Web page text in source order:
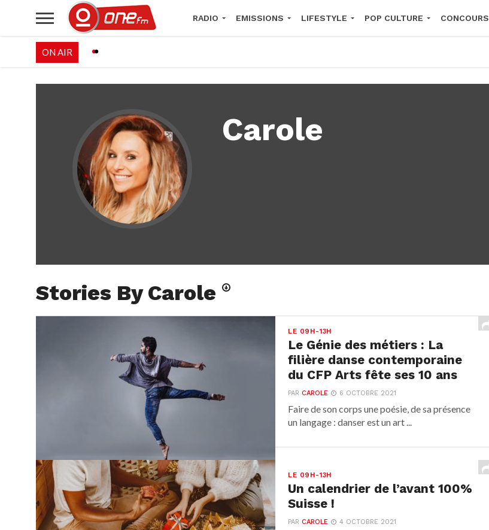
RADIO EMISSIONS LIFESTYLE POP CULTURE CONCOURS
ON AIR
Carole
Stories By Carole
LE 09H-13H
Le Génie des métiers : La
filière danse contemporaine
du CFP Arts fête ses 10 ans
PARCAROLE 6 OCTOBRE 2021
Faire de son corps une poésie, de sa présence
un langage : danser est un art ...
LE 09H-13H
Un calendrier de l’avant 100%
Suisse !
PARCAROLE 4 OCTOBRE 2021